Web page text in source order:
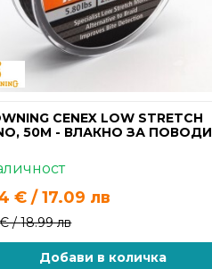
CENEX LOW STRETCH
50M - ВЛАКНО ЗА ПОВОДИ
€ / 17.09 лв
€ /18.99 лв
Добави в количка